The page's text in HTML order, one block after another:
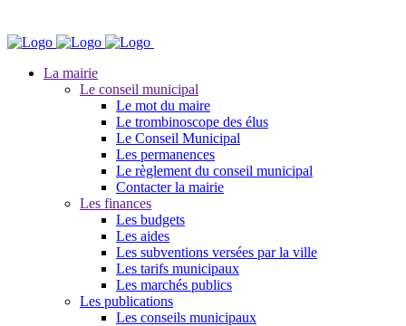
La mairie
Le conseil municipal
Le mot du maire
Le trombinoscope des élus
Le Conseil Municipal
Les permanences
Le règlement du conseil municipal
Contacter la mairie
Les finances
Les budgets
Les aides
Les subventions versées par la ville
Les tarifs municipaux
Les marchés publics
Les publications
Les conseils municipaux